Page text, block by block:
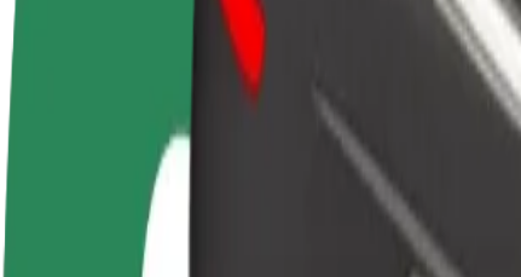
Colaborar como conductor
Gana dinero colaborando
Colaborar como repartidor
Repartí comida y cobrá todas las